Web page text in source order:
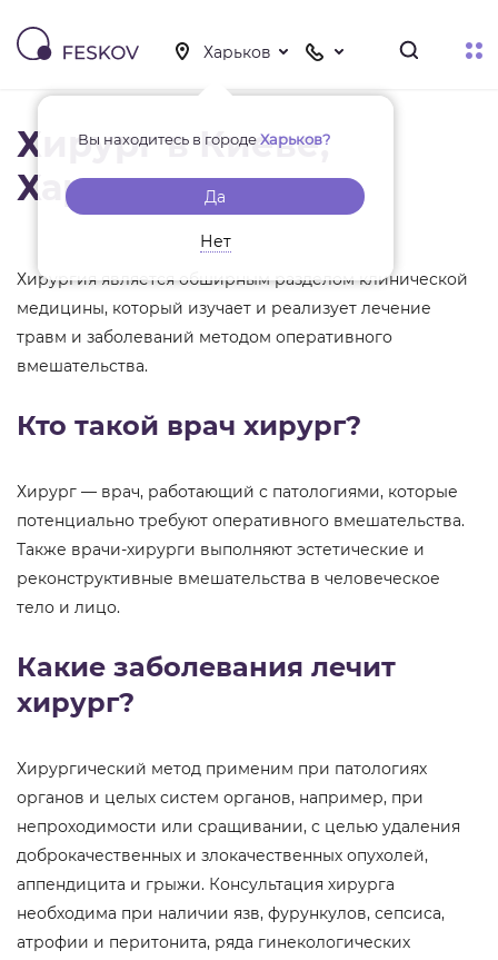
Вы находитесь в городеХарьков?
Да
Нет
Хирург в Киеве,
Харькове
Хирургия является обширным разделом клинической
медицины, который изучает и реализует лечение
травм и заболеваний методом оперативного
вмешательства.
Кто такой врач хирург?
Хирург — врач, работающий с патологиями, которые
потенциально требуют оперативного вмешательства.
Также врачи-хирурги выполняют эстетические и
реконструктивные вмешательства в человеческое
тело и лицо.
Какие заболевания лечит
хирург?
Хирургический метод применим при патологиях
органов и целых систем органов, например, при
непроходимости или сращивании, с целью удаления
доброкачественных и злокачественных опухолей,
аппендицита и грыжи. Консультация хирурга
необходима при наличии язв, фурункулов, сепсиса,
атрофии и перитонита, ряда гинекологических